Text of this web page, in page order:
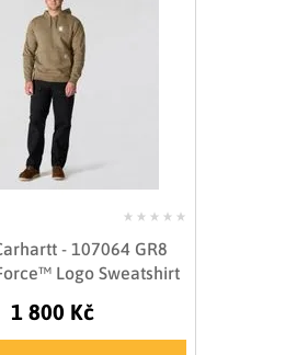
- 107064 GR8
Logo Sweatshirt
1 800 Kč